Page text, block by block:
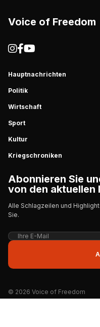
Voice of Freedom
Hauptnachrichten
Politik
Wirtschaft
Sport
Kultur
Kriegschroniken
Abonnieren Sie
von den aktuellen
Alle Schlagzeilen und
Sie.
© 2026 Voice of Freedom